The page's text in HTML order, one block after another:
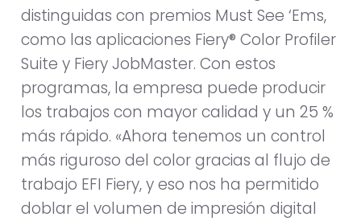
distinguidas con premios Must See ‘Ems,
como las aplicaciones Fiery® Color Profiler
Suite y Fiery JobMaster. Con estos
programas, la empresa puede producir
los trabajos con mayor calidad y un 25 %
más rápido. «Ahora tenemos un control
más riguroso del color gracias al flujo de
trabajo EFI Fiery, y eso nos ha permitido
doblar el volumen de impresión digital